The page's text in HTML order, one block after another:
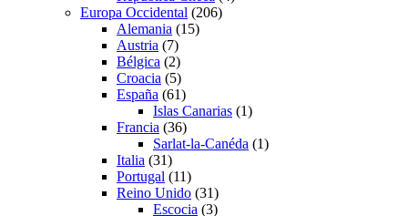
Europa Occidental (206)
Alemania (15)
Austria (7)
Bélgica (2)
Croacia (5)
España (61)
Islas Canarias (1)
Francia (36)
Sarlat-la-Canéda (1)
Italia (31)
Portugal (11)
Reino Unido (31)
Escocia (3)